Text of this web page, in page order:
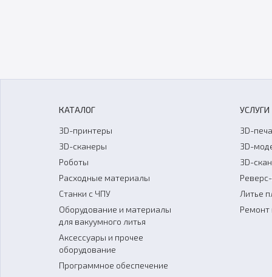
КАТАЛОГ
3D-принтеры
3D-сканеры
Роботы
Расходные материалы
Станки с ЧПУ
Оборудование и материалы
для вакуумного литья
Аксессуары и прочее
оборудование
Программное обеспечение
УСЛУГИ
3D-
3D-
3D-
Литье
Ремонт